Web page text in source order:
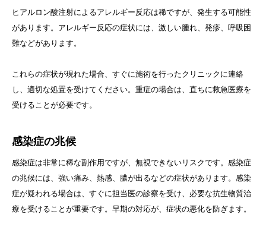
ヒアルロン酸注射によるアレルギー反応は稀ですが、発生する可能性
があります。アレルギー反応の症状には、激しい腫れ、発疹、呼吸困
難などがあります。
これらの症状が現れた場合、すぐに施術を行ったクリニックに連絡
し、適切な処置を受けてください。重症の場合は、直ちに救急医療を
受けることが必要です。
感染症の兆候
感染症は非常に稀な副作用ですが、無視できないリスクです。感染症
の兆候には、強い痛み、熱感、膿が出るなどの症状があります。感染
症が疑われる場合は、すぐに担当医の診察を受け、必要な抗生物質治
療を受けることが重要です。早期の対応が、症状の悪化を防ぎます。